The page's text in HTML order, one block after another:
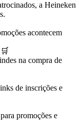
a Heineken
acontecem
🛒
na compra de
de inscrições e
promoções e